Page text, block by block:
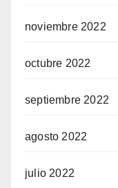
noviembre 2022
octubre 2022
septiembre 2022
agosto 2022
julio 2022